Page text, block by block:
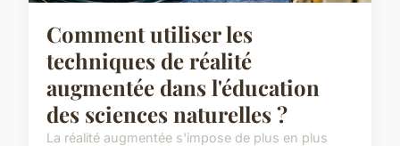
Comment utiliser les
techniques de réalité
augmentée dans l'éducation
des sciences naturelles ?
La réalité augmentée s'impose de plus en plus